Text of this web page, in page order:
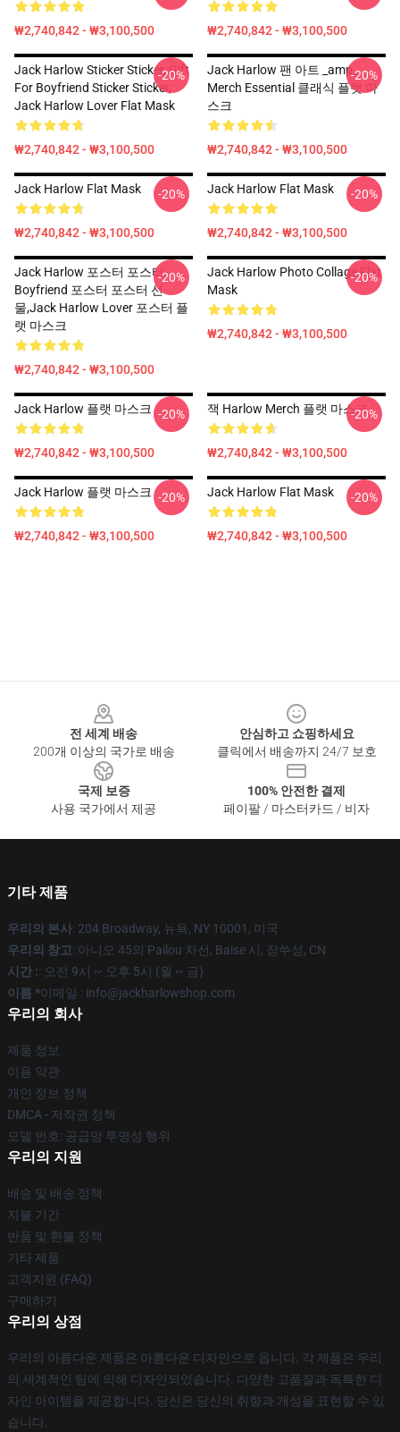
₩2,740,842 - ₩3,100,500 ₩2,740,842 - ₩3,100,500
Jack Harlow Sticker Sticker, Gift
For Boyfriend Sticker Sticker,
Jack Harlow Lover Flat Mask
₩2,740,842 - ₩3,100,500
-20%
Jack Harlow 팬 아트 _amp_
Merch Essential 클래식 플랫 마
스크
₩2,740,842 - ₩3,100,500
-20%
Jack Harlow Flat Mask
₩2,740,842 - ₩3,100,500
-20% Jack Harlow Flat Mask
₩2,740,842 - ₩3,100,500
-20%
Jack Harlow 포스터 포스터,
Boyfriend 포스터 포스터 선
물,Jack Harlow Lover 포스터 플
랫 마스크
₩2,740,842 - ₩3,100,500
-20%
Jack Harlow Photo Collage Flat
Mask
₩2,740,842 - ₩3,100,500
-20%
Jack Harlow 플랫 마스크
₩2,740,842 - ₩3,100,500
-20% 잭 Harlow Merch 플랫 마스크
₩2,740,842 - ₩3,100,500
-20%
Jack Harlow 플랫 마스크
₩2,740,842 - ₩3,100,500
-20% Jack Harlow Flat Mask
₩2,740,842 - ₩3,100,500
-20%
전 세계 배송
200개 이상의 국가로 배송
안심하고 쇼핑하세요
클릭에서 배송까지 24/7 보호
국제 보증
사용 국가에서 제공
100% 안전한 결제
페이팔 / 마스터카드 / 비자
기타 제품
우리의 본사: 204 Broadway, 뉴욕, NY 10001, 미국
우리의 창고: 아니오 45의 Pailou 차선, Baise 시, 장쑤성, CN
시간 :: 오전 9시 ~ 오후 5시 (월 ~ 금)
이름 *이메일 : info@jackharlowshop.com
우리의 회사
제품 정보
이용 약관
개인 정보 정책
DMCA - 저작권 정책
모델 번호: 공급망 투명성 행위
우리의 지원
배송 및 배송 정책
지불 기간
반품 및 환불 정책
기타 제품
고객지원 (FAQ)
구매하기
우리의 상점
우리의 아름다운 제품은 아름다운 디자인으로 옵니다. 각 제품은 우리
의 세계적인 팀에 의해 디자인되었습니다. 다양한 고품질과 독특한 디
자인 아이템을 제공합니다. 당신은 당신의 취향과 개성을 표현할 수 있
습니다.